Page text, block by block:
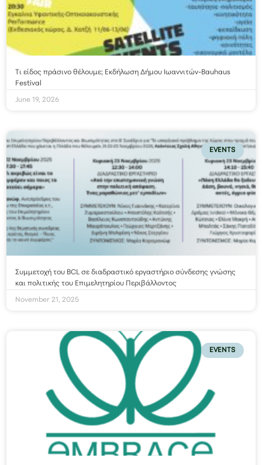
Τι είδος πράσινο θέλουμε; Εκδήλωση Δήμου Ιωαννιτών-Bauhaus
Festival
June 19, 2026
EVENTS
Συμμετοχή του BCL σε διαδραστικό εργαστήριο σύνδεσης γνώσης
και πολιτικής του Επιμελητηρίου Περιβάλλοντος
November 21, 2025
EVENTS